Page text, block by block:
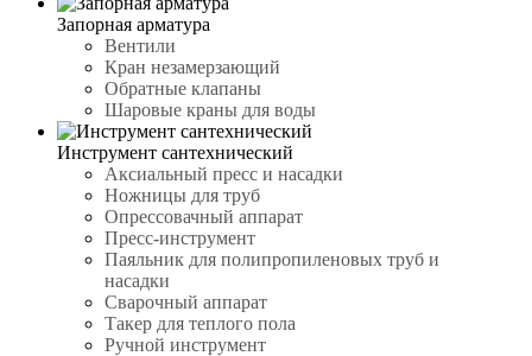
Запорная арматура
Вентили
Кран незамерзающий
Обратные клапаны
Шаровые краны для воды
Инструмент сантехнический
Аксиальный пресс и насадки
Ножницы для труб
Опрессовачный аппарат
Пресс-инструмент
Паяльник для полипропиленовых труб и
насадки
Сварочный аппарат
Такер для теплого пола
Ручной инструмент